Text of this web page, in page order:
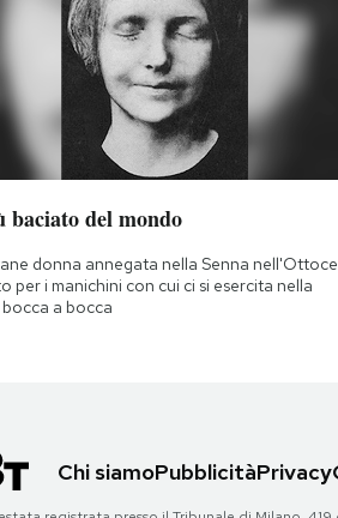
del mondo
donna annegata nella Senna
per i manichini con cui ci si esercita nella
a bocca
Chi siamoPubblicitàPrivacy